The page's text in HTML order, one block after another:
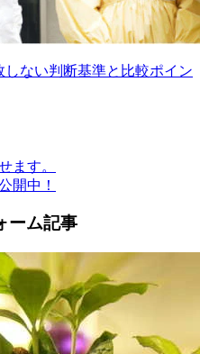
ない判断基準と比較ポイン
ます。
開中！
ーム記事